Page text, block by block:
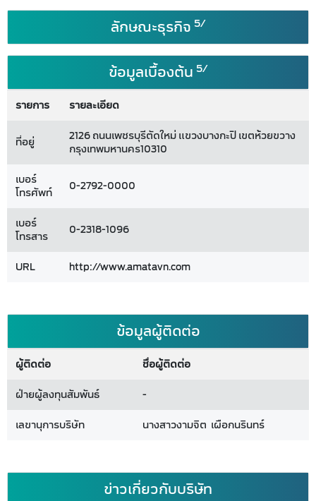
ลักษณะธุรกิจ 5/
ข้อมูลเบื้องต้น 5/
รายการ รายละเอียด
ที่อยู่
2126 ถนนเพชรบุรีตัดใหม่ แขวงบางกะปิ เขตห้วยขวาง
กรุงเทพมหานคร10310
เบอร์
โทรศัพท์
0-2792-0000
เบอร์
โทรสาร
0-2318-1096
URL http://www.amatavn.com
ข้อมูลผู้ติดต่อ
ผู้ติดต่อ
ชื่อผู้ติดต่อ
ฝ่ายผู้ลงทุนสัมพันธ์
-
เลขานุการบริษัท
นางสาวงามจิต เผือกนรินทร์
ข่าวเกี่ยวกับบริษัท